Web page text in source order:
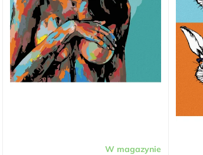
W magazynie